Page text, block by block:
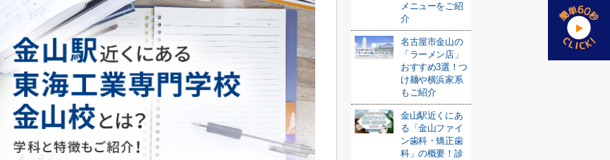
メニューをご紹
介
名古屋市金山の
「ラーメン店」
おすすめ3選！つ
け麺や横浜家系
もご紹介
金山駅近くにあ
る「金山ファイ
ン歯科・矯正歯
科」の概要！診